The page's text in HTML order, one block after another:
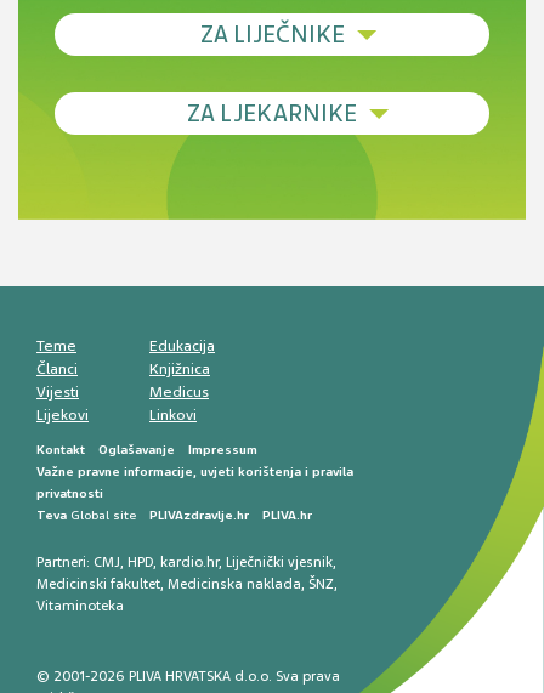
ZA LIJEČNIKE
Debljina - od prevencije do personalizirane
Novi pogled na migrenu: komorbiditeti, spolne
razlike i nove terapije
smetnji do rane onkološke dijagnostike
ZA LJEKARNIKE
Antikoagulansi u ljekarničkoj praksi –
Teme
Članci
Vijesti
Lijekovi
Edukacija
Knjižnica
Medicus
Linkovi
Kontakt Oglašavanje
Impressum
Važne pravne informacije, uvjeti korištenja i pravila
privatnosti
Teva Global site PLIVAzdravlje.hr PLIVA.hr
Partneri: CMJ, HPD, kardio.hr, Liječnički vjesnik,
Medicinski fakultet, Medicinska naklada, ŠNZ,
Vitaminoteka
© 2001-2026 PLIVA HRVATSKA d.o.o. Sva prava